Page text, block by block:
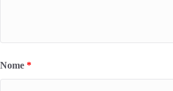
Nome *